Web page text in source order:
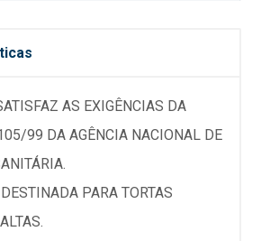
AS EXIGÊNCIAS DA
99 DA AGÊNCIA NACIONAL DE
PARA TORTAS